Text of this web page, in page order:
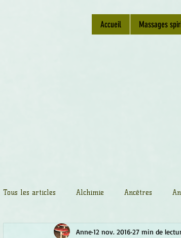
Accueil Massages
Tous les articles Alchimie Ancêtres
Chamanisme Champignons Conscience
Anne12 nov. 201627 min de